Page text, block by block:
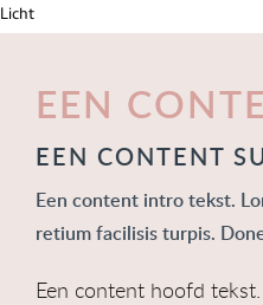
Licht
EEN
EEN CONTENT
Een content intro tekst.
retium facilisis turpis.
Een content hoofd